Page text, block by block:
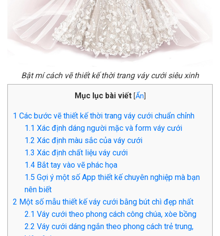
Bật mí cách vẽ thiết kế thời trang váy cưới siêu xinh
Mục lục bài viết [Ẩn
1 Các bước vẽ thiết kế thời trang váy cưới chuẩn chỉnh
1.1 Xác định dáng người mặc và form váy cưới
1.2 Xác định màu sắc của váy cưới
1.3 Xác định chất liệu váy cưới
1.4 Bắt tay vào vẽ phác họa
1.5 Gợi ý một số App thiết kế chuyên nghiệp mà bạn
nên biết
2 Một số mẫu thiết kế váy cưới bằng bút chì đẹp nhất
2.1 Váy cưới theo phong cách công chúa, xòe bồng
2.2 Váy cưới dáng ngắn theo phong cách trẻ trung,